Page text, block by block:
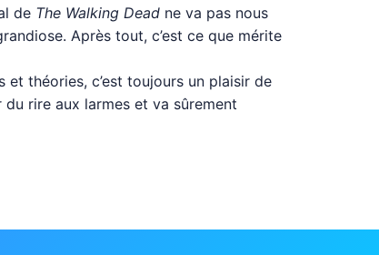
de The Walking Dead ne va pas nous
Après tout, c’est ce que mérite
et théories, c’est toujours un plaisir de
rire aux larmes et va sûrement